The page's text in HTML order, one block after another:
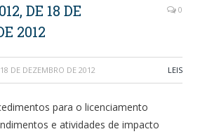
DE 18 DE
2012
0
18 DE DEZEMBRO DE 2012 LEIS
para o licenciamento
e atividades de impacto